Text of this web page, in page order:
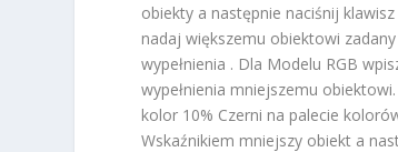
obiekty a następnie naciśnij
nadaj większemu obiektowi
wypełnienia . Dla Modelu RGB
wypełnienia mniejszemu
kolor 10% Czerni na palecie
Wskaźnikiem mniejszy obiekt a